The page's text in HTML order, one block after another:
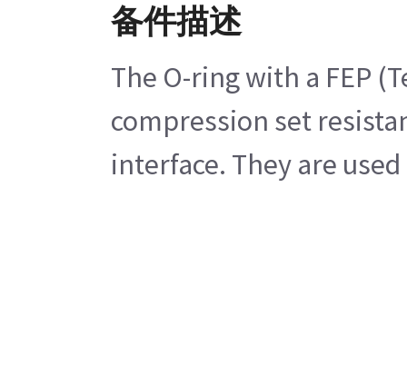
备件描述
The O-ring with a FEP
compression set
interface. They are